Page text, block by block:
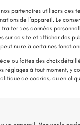
partenaires utilisons des
de l’appareil. Le
des données
sur ce site et afficher des
nuire à certaines
ou faites des choix
réglages à tout moment, y
de cookies, ou en
POMPE À